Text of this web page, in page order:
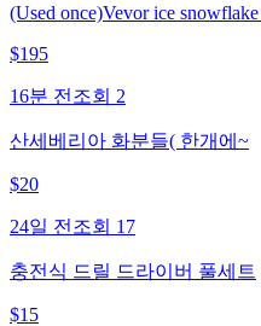
(Used once)Vevor ice
$195
16분 전 조회 2
산세베리아 화분들( 한개에~
$20
24일 전 조회 17
충전식 드릴 드라이버 풀세트
$15